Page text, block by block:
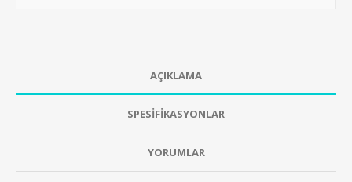
AÇIKLAMA
SPESİFİKASYONLAR
YORUMLAR